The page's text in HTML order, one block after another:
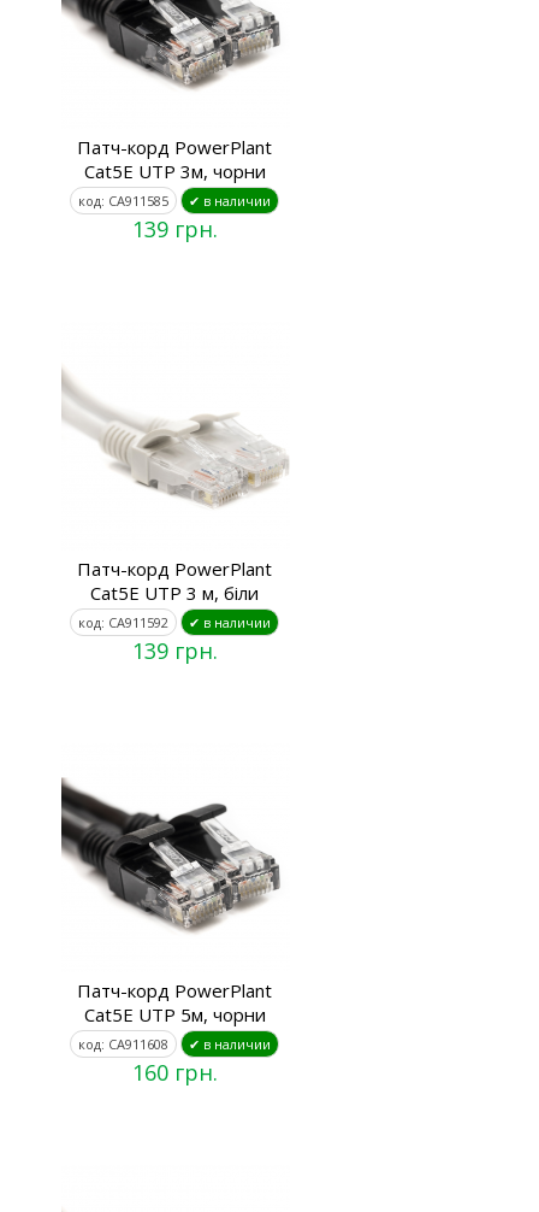
Патч-корд PowerPlant
Cat5E UTP 3м, чорни
код: CA911585 ✔ в наличии
139 грн.
Патч-корд PowerPlant
Cat5E UTP 3 м, біли
код: CA911592 ✔ в наличии
139 грн.
Патч-корд PowerPlant
Cat5E UTP 5м, чорни
код: CA911608 ✔ в наличии
160 грн.